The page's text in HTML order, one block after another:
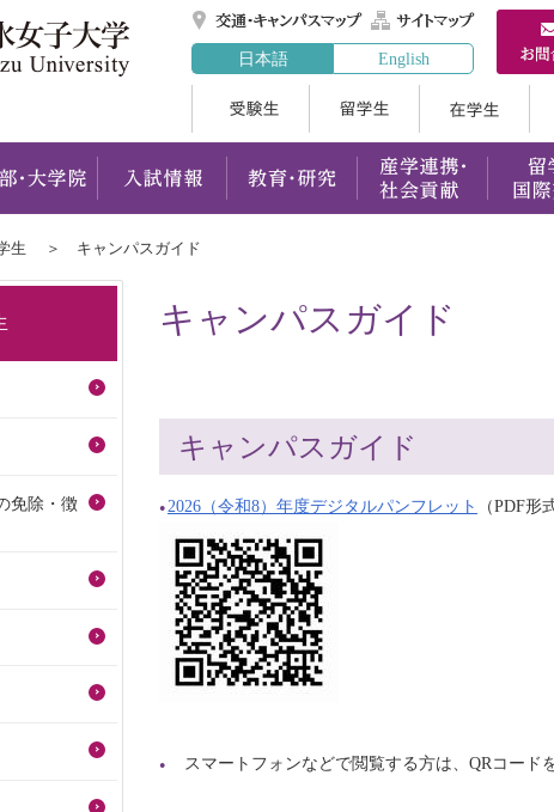
日本語
English
お茶大案内 入試情報 教育・研
生 キャンパスガイド
キャンパスガイド
キャンパスガイド
2026（令和8）年度デジタルパンフレット （PDF形
スマートフォンなどで閲覧する方は、QRコード
免除・徴